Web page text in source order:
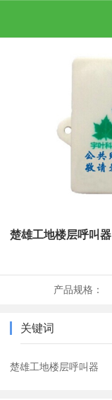
楚雄工地楼层呼叫器
产品规格：
关键词
楚雄工地楼层呼叫器